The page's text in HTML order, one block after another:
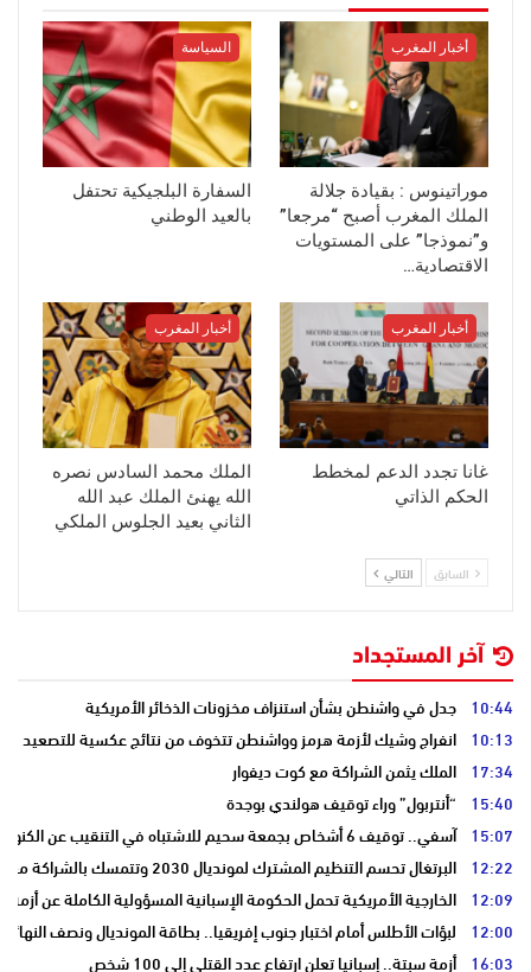
أخبار المغرب
موراتينوس : بقيادة جلالة
الملك المغرب أصبح “مرجعا”
و”نموذجا” على المستويات
الاقتصادية…
السياسة
السفارة البلجيكية تحتفل
بالعيد الوطني
أخبار المغرب
غانا تجدد الدعم لمخطط
الحكم الذاتي
أخبار المغرب
الملك محمد السادس نصره
الله يهنئ الملك عبد الله
الثاني بعيد الجلوس الملكي
السابق التالي
آخر المستجداد
10:44 جدل في واشنطن بشأن استنزاف مخزونات الذخائر الأمريكية
10:13 انفراج وشيك لأزمة هرمز وواشنطن تتخوف من نتائج عكسية للتصعيد
17:34 الملك يثمن الشراكة مع كوت ديفوار
15:40 “أنتربول” وراء توقيف هولندي بوجدة
15:07 آسفي.. توقيف 6 أشخاص بجمعة سحيم للاشتباه في التنقيب عن الكنوز .
12:22 البرتغال تحسم التنظيم المشترك لمونديال 2030 وتتمسك بالشراكة مع المغرب وإسبانيا
12:09 الخارجية الأمريكية تحمل الحكومة الإسبانية المسؤولية الكاملة عن أزمة
12:00 لبؤات الأطلس أمام اختبار جنوب إفريقيا.. بطاقة المونديال ونصف
16:03 أزمة سبتة.. إسبانيا تعلن ارتفاع عدد القتلى إلى 100 شخص